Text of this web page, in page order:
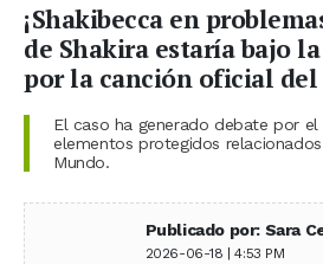
¡Shakibecca en
de Shakira estaría bajo
por la canción oficial
El caso ha generado debate por
elementos protegidos
Mundo.
Publicado por: Sara
2026-06-18 | 4:53 PM